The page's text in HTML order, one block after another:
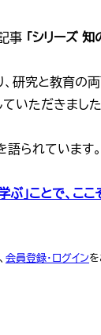
事 「シリーズ
研究と教育の
いただきました
られています。
」ことで、こ
会員登録・ログインを